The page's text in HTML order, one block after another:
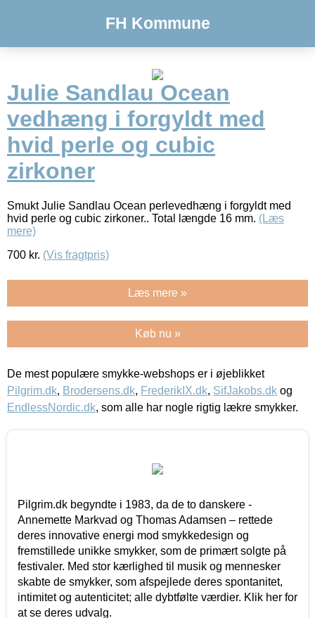
FH Kommune
Julie Sandlau Ocean
vedhæng i forgyldt med
hvid perle og cubic
zirkoner
Smukt Julie Sandlau Ocean perlevedhæng i forgyldt med
hvid perle og cubic zirkoner.. Total længde 16 mm. (Læs
mere)
700 kr. (Vis fragtpris)
Læs mere »
Køb nu »
De mest populære smykke-webshops er i øjeblikket
Pilgrim.dk, Brodersens.dk, FrederikIX.dk, SifJakobs.dk og
EndlessNordic.dk, som alle har nogle rigtig lækre smykker.
Pilgrim.dk begyndte i 1983, da de to danskere -
Annemette Markvad og Thomas Adamsen – rettede
deres innovative energi mod smykkedesign og
fremstillede unikke smykker, som de primært solgte på
festivaler. Med stor kærlighed til musik og mennesker
skabte de smykker, som afspejlede deres spontanitet,
intimitet og autenticitet; alle dybtfølte værdier. Klik her for
at se deres udvalg.